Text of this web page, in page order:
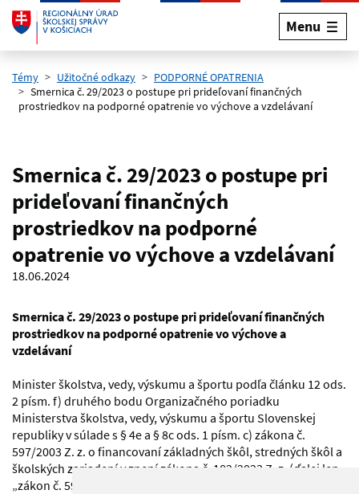
Preskočiť na hlavný obsah
Menu
Témy Užitočné odkazy
PODPORNÉ OPATRENIA
Smernica č. 29/2023 o postupe pri prideľovaní finančných
prostriedkov na podporné opatrenie vo výchove a vzdelávaní
Smernica č. 29/2023 o postupe pri
prideľovaní finančných
prostriedkov na podporné
opatrenie vo výchove a vzdelávaní
18.06.2024
Smernica č. 29/2023 o postupe pri prideľovaní finančných
prostriedkov na podporné opatrenie vo výchove a
vzdelávaní
Minister školstva, vedy, výskumu a športu podľa článku 12 ods.
2 písm. f) druhého bodu Organizačného poriadku
Ministerstva školstva, vedy, výskumu a športu Slovenskej
republiky v súlade s § 4e a § 8c ods. 1 písm. c) zákona č.
597/2003 Z. z. o financovaní základných škôl, stredných škôl a
školských zariadení v znení zákona č. 182/2023 Z. z. (ďalej len
„zákon č. 597/2003 Z. z.“) vydáva túto smernicu.